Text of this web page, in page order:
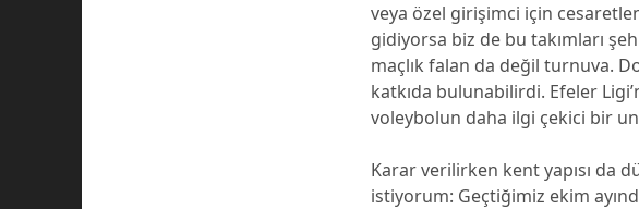
veya özel girişimci için
gidiyorsa biz de bu takımları
maçlık falan da değil turnuva.
katkıda bulunabilirdi. Efeler
voleybolun daha ilgi çekici bir
Karar verilirken kent yapısı da
istiyorum: Geçtiğimiz ekim